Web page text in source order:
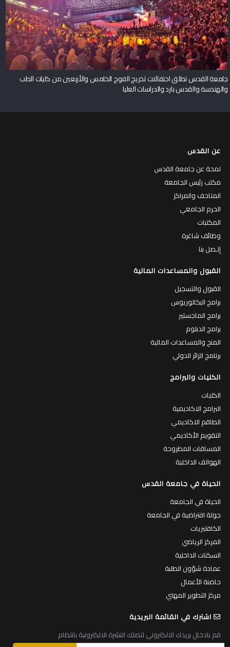
جامعة القدس تطلق احتفالات تخريج الفوج الخامس والأربعين من كليات الطب
والهندسة والقدس بارد والدراسات العليا
عن القدس
لمحة عن جامعة القدس
مكتب رئيس الجامعة
المتاحف والمراكز
الحرم الجامعي
المكتبات
وظائف شاغرة
إتـصل بنا
القبول والمساعدات المالية
القبول والتسجيل
برامج البكالوريوس
برامج الماجستير
برامج الدبلوم
المنح والمساعدات المالية
برنامج الزائر الدولي
الكليات والبرامج
الكليات
البرامج الاكاديمية
الطاقم الاكاديمي
التقويم الأكاديمي
المساقات المطروحة
الهواتف الداخلية
الحياة في جامعة القدس
الحياة في الجامعة
جولة افتراضية في الجامعة
الكافتيريات
المركز الرياضي
السكنات الداخلية
عمادة شؤون الطلبة
حاضنة الأعمال
مركز التطوير المهني
اشترك في القائمة البريدية
قم بادخال بريدك الالكتروني لتصلك النشرة الالكترونية بانتظام